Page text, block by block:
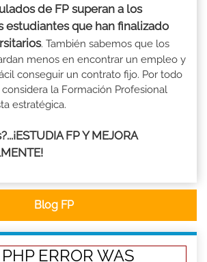
de FP superan a los
estudiantes que han finalizado
. También sabemos que los
menos en encontrar un empleo y
conseguir un contrato fijo. Por todo
la Formación Profesional
estratégica.
FP Y MEJORA
Blog FP
ERROR WAS